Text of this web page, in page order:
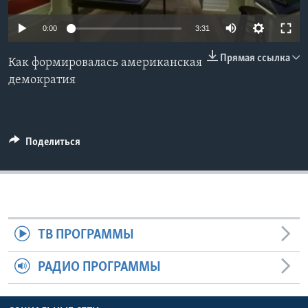
Learning English
СОЦИАЛЬНЫЕ СЕТИ
0:00 3:31
Прямая ссылка
Как формировалась американская
демократия
Поделиться
ТВ ПРОГРАММЫ
РАДИО ПРОГРАММЫ